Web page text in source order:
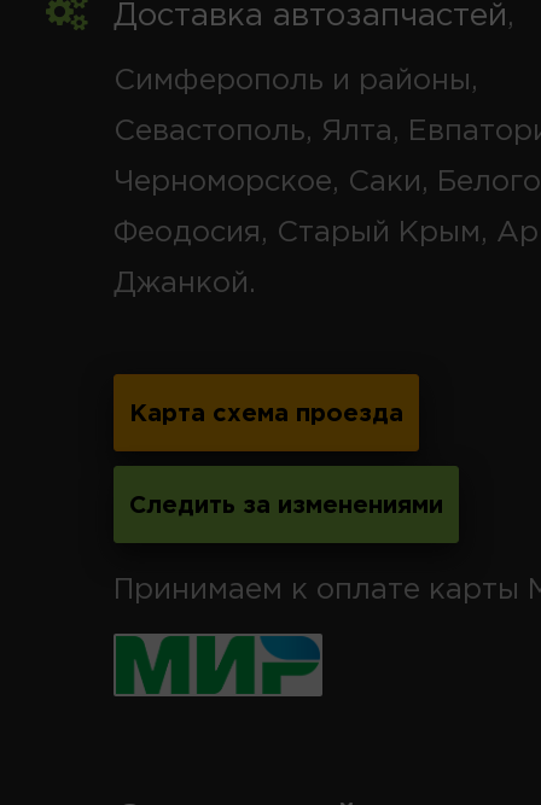
Доставка автозапчастей,
Симферополь и районы,
Севастополь, Ялта,
Черноморское, Саки,
Феодосия, Старый Крым,
Джанкой.
Карта схема проезда
Следить за изменениями
Принимаем к оплате карты